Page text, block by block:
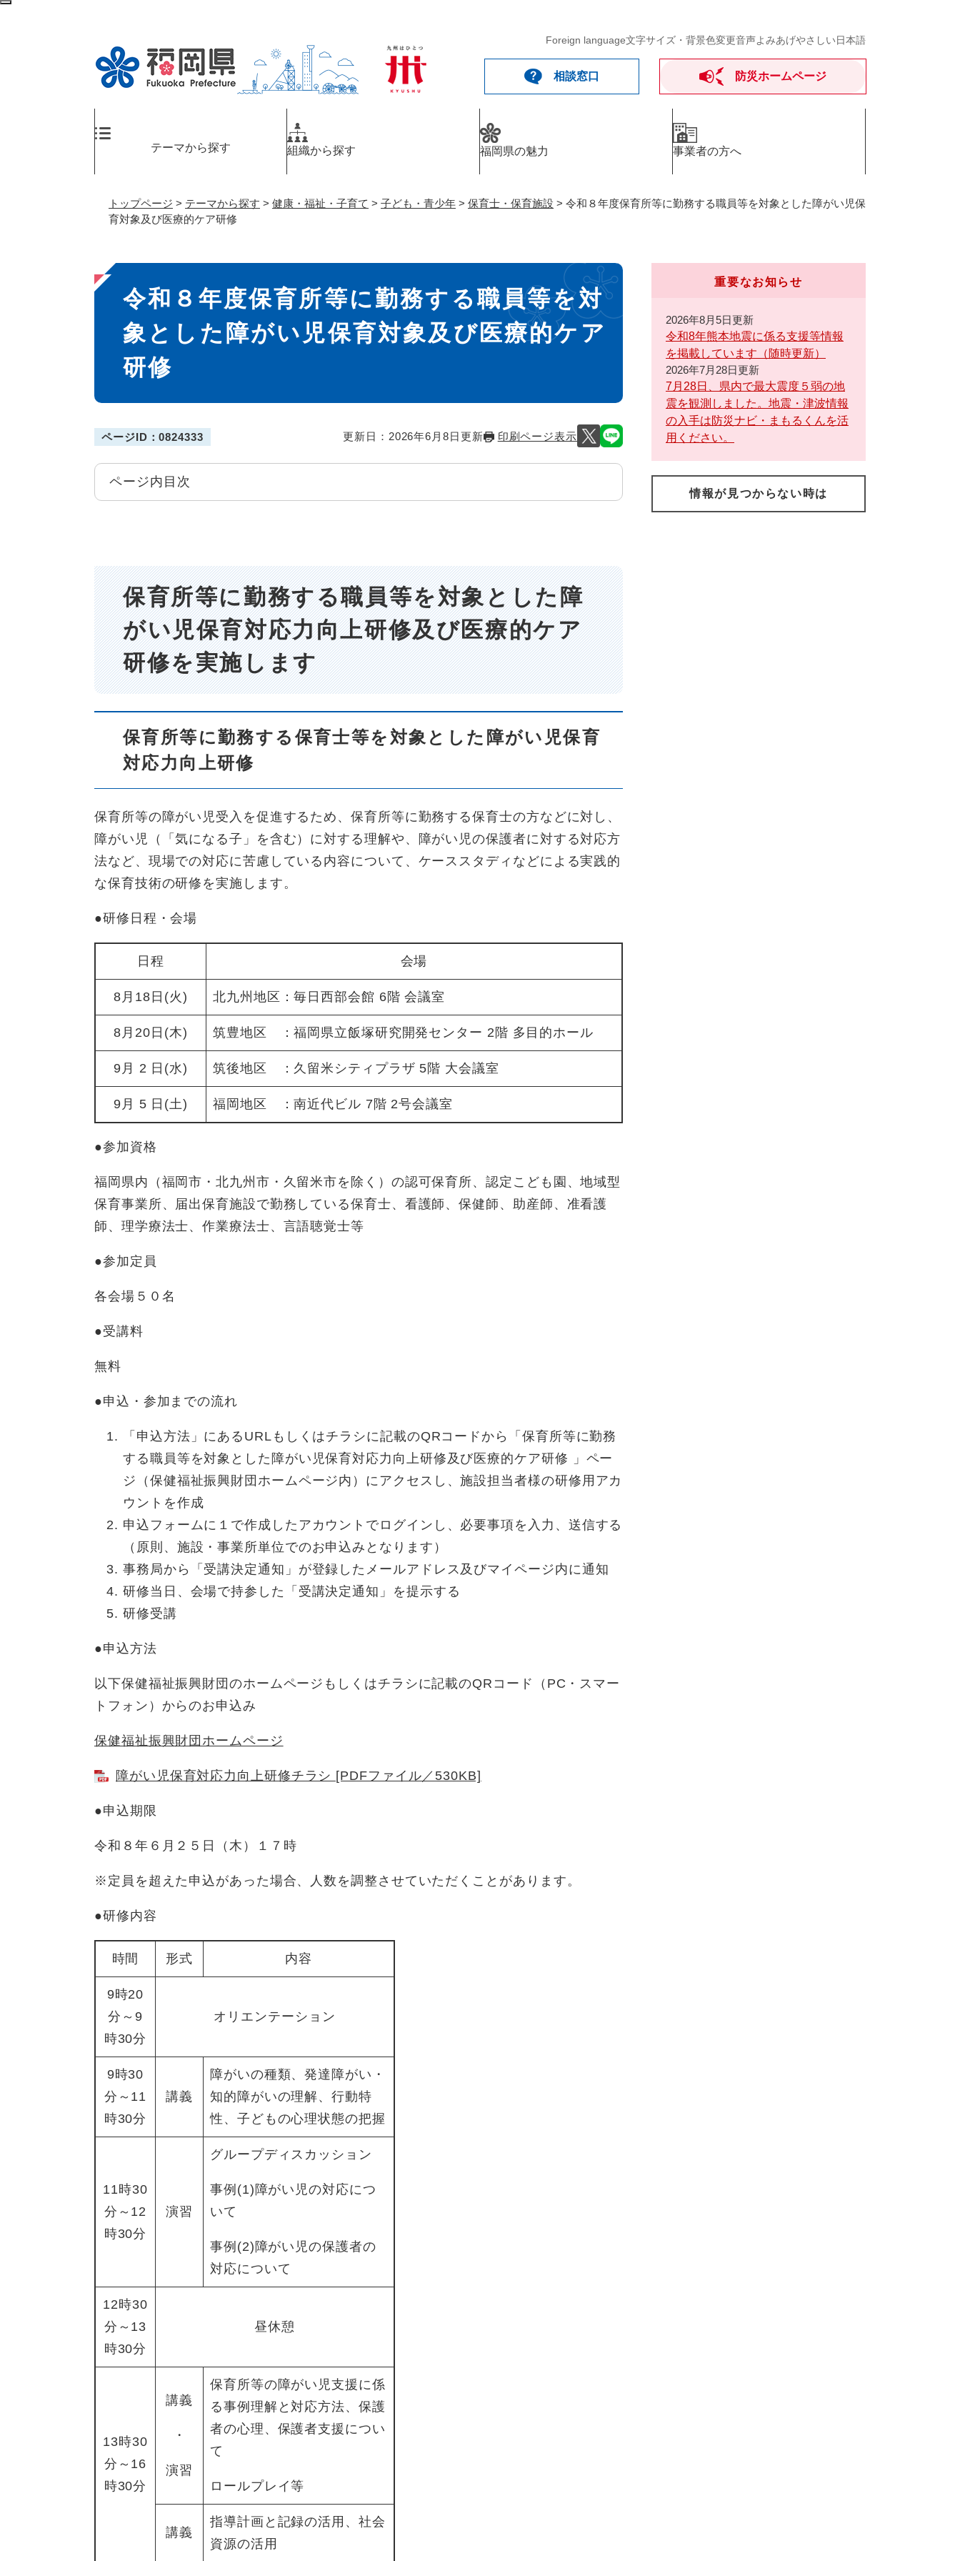
ペ
Foreign language文字サイズ・背景色変更音声よみあげやさしい日本語
相談窓口 防災ホームページ
テーマから探す 組織から探す 福岡県の魅力 事業者の方へ
トップページ > テーマから探す > 健康・福祉・子育て > 子ども・青少年 > 保育士・保育施設 > 令和８年度保育所等に勤務する職員等を対象とした障がい児保
育対象及び医療的ケア研修
本
文
令和８年度保育所等に勤務する職員等を対
象とした障がい児保育対象及び医療的ケア
研修
ページID：0824333 更新日：2026年6月8日更新 印刷ページ表示
ページ内目次
保育所等に勤務する職員等を対象とした障
がい児保育対応力向上研修及び医療的ケア
研修を実施します
保育所等に勤務する保育士等を対象とした障がい児保育
対応力向上研修
保育所等の障がい児受入を促進するため、保育所等に勤務する保育士の方などに対し、
障がい児（「気になる子」を含む）に対する理解や、障がい児の保護者に対する対応方
法など、現場での対応に苦慮している内容について、ケーススタディなどによる実践的
な保育技術の研修を実施します。
●研修日程・会場
日程 会場
8月18日(火) 北九州地区：毎日西部会館 6階 会議室
8月20日(木) 筑豊地区 ：福岡県立飯塚研究開発センター 2階 多目的ホール
9月 2 日(水) 筑後地区 ：久留米シティプラザ 5階 大会議室
9月 5 日(土) 福岡地区 ：南近代ビル 7階 2号会議室
●参加資格
福岡県内（福岡市・北九州市・久留米市を除く）の認可保育所、認定こども園、地域型
保育事業所、届出保育施設で勤務している保育士、看護師、保健師、助産師、准看護
師、理学療法士、作業療法士、言語聴覚士等
●参加定員
各会場５０名
●受講料
無料
●申込・参加までの流れ
「申込方法」にあるURLもしくはチラシに記載のQRコードから「保育所等に勤務
する職員等を対象とした障がい児保育対応力向上研修及び医療的ケア研修 」ペー
ジ（保健福祉振興財団ホームページ内）にアクセスし、施設担当者様の研修用アカ
ウントを作成
申込フォームに１で作成したアカウントでログインし、必要事項を入力、送信する
（原則、施設・事業所単位でのお申込みとなります）
事務局から「受講決定通知」が登録したメールアドレス及びマイページ内に通知
研修当日、会場で持参した「受講決定通知」を提示する
研修受講
●申込方法
以下保健福祉振興財団のホームページもしくはチラシに記載のQRコード（PC・スマー
トフォン）からのお申込み
保健福祉振興財団ホームページ
障がい児保育対応力向上研修チラシ [PDFファイル／530KB]
●申込期限
令和８年６月２５日（木）１７時
※定員を超えた申込があった場合、人数を調整させていただくことがあります。
●研修内容
時間 形式 内容
9時20
分～9
時30分
オリエンテーション
9時30
分～11
時30分
講義
障がいの種類、発達障がい・
知的障がいの理解、行動特
性、子どもの心理状態の把握
11時30
分～12
時30分
演習
グループディスカッション
事例(1)障がい児の対応につ
いて
事例(2)障がい児の保護者の
対応について
12時30
分～13
時30分
昼休憩
13時30
分～16
時30分
講義
・
演習
保育所等の障がい児支援に係
る事例理解と対応方法、保護
者の心理、保護者支援につい
て
ロールプレイ等
講義
指導計画と記録の活用、社会
資源の活用
重要なお知らせ
2026年8月5日更新
令和8年熊本地震に係る支援等情報
を掲載しています（随時更新）
2026年7月28日更新
7月28日、県内で最大震度５弱の地
震を観測しました。地震・津波情報
の入手は防災ナビ・まもるくんを活
用ください。
情報が見つからない時は